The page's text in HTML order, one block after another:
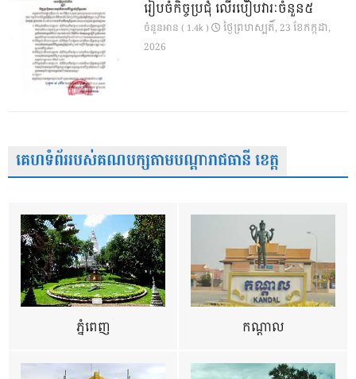
រៀបចំកិច្ចប្រជុំ លើរបៀបវារៈចំនួន៥
ចំនួនអាន ( 1.4k )
ថ្ងៃ​ព្រហស្បតិ៍, 23 ខែ​កក្កដា,
2026
គេហទំព័ររបស់គណបក្សតាមបណ្តារាជធានី ខេត្ត
ភ្នំពេញ កណ្តាល